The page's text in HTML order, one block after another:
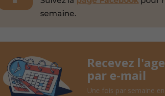
semaine.
Recevez
par e-mail
Une fois par semaine